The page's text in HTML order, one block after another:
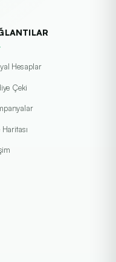
Hesaplar
Çeki
Haritası